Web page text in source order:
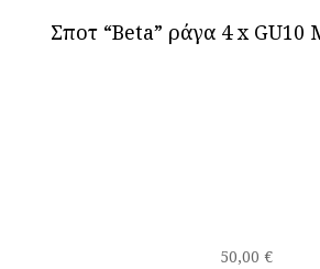
Σποτ “Beta” ράγα 4 x
50,00 €